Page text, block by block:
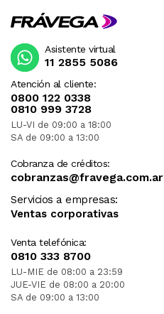
Atención al cliente:
0800 122 0338
0810 999 3728
LU-VI de 09:00 a 18:00
SA de 09:00 a 13:00
Cobranza de créditos:
cobranzas@fravega.com.ar
Servicios a empresas:
Ventas corporativas
Venta telefónica:
0810 333 8700
LU-MIE de 08:00 a 23:59
JUE-VIE de 08:00 a 20:00
SA de 09:00 a 13:00
Asistente virtual
11 2855 5086